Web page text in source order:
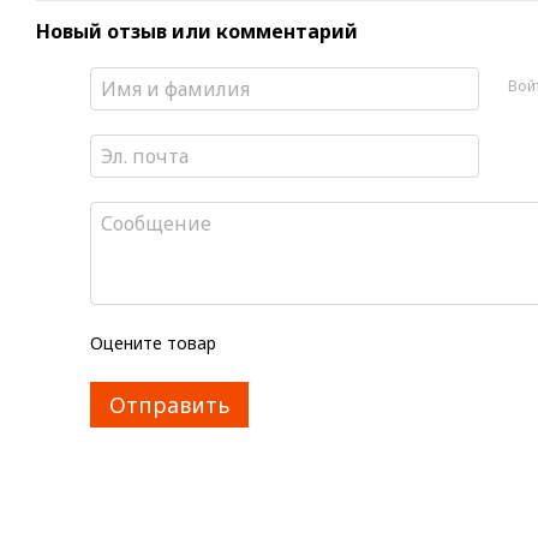
Новый отзыв или комментарий
Оцените товар
Отправить